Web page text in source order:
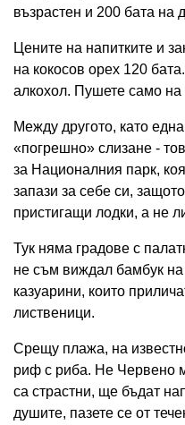
възрастен и 200 бата на
Цените на напитките и
на кокосов орех 120
алкохол. Пушете само на
Между другото, като
«погрешно» слизане -
за Националния парк,
запази за себе си,
пристигащи лодки, а не
Тук няма градове с
не съм виждал бамбук
казуарини, които
лиственици.
Срещу плажа, на
риф с риба. Не Червено
са страстни, ще бъдат
душите, пазете се от